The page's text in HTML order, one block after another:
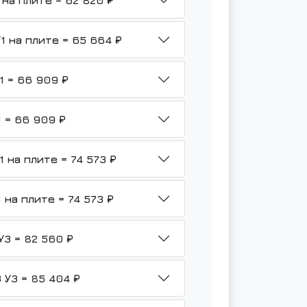
НМШ 8-25-6,3/6-ТВ3-Р2-Б1-У1 на плите = 65 664 ₽
НМШ 8-25-6,3/6-ТВ3-Р1-Б1-У1 = 66 909 ₽
НМШ 8-25-6,3/6-ТВ3-Р1-Ю-У1 = 66 909 ₽
НМШ 8-25-6,3/6-ТВ3-Р1-Б1-У1 на плите = 74 573 ₽
НМШ 8-25-6,3/6-ТВ3-Р1-Ю-У1 на плите = 74 573 ₽
НМШ 8-25-6,3/6-ТВ3-Р1-Ф-3 У3 = 82 560 ₽
НМШ 8-25-6,3/6-ТВ3-Р2-Б1-3 У3 = 85 404 ₽